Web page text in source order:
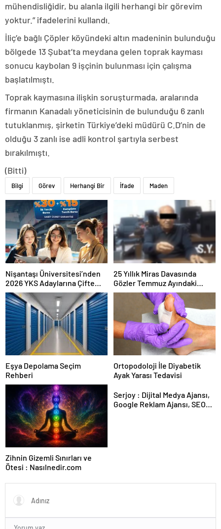
mühendisliğidir, bu alanla ilgili herhangi bir görevim
yoktur.” ifadelerini kullandı.
İliç’e bağlı Çöpler köyündeki altın madeninin bulunduğu
bölgede 13 Şubat’ta meydana gelen toprak kayması
sonucu kaybolan 9 işçinin bulunması için çalışma
başlatılmıştı.
Toprak kaymasına ilişkin soruşturmada, aralarında
firmanın Kanadalı yöneticisinin de bulunduğu 6 zanlı
tutuklanmış, şirketin Türkiye’deki müdürü C.D’nin de
olduğu 3 zanlı ise adli kontrol şartıyla serbest
bırakılmıştı.
(Bitti)
Bilgi Görev Herhangi Bir İfade Maden
Nişantaşı Üniversitesi’nden
2026 YKS Adaylarına Çifte
Güvence: Sabit Ücret ve
Kesintisiz Burs
25 Yıllık Miras Davasında
Gözler Temmuz Ayındaki
Karar Duruşmasına Çevrildi
Eşya Depolama Seçim
Rehberi
Ortopodoloji İle Diyabetik
Ayak Yarası Tedavisi
Zihnin Gizemli Sınırları ve
Ötesi : Nasılnedir.com
Serjoy : Dijital Medya Ajansı,
Google Reklam Ajansı, SEO